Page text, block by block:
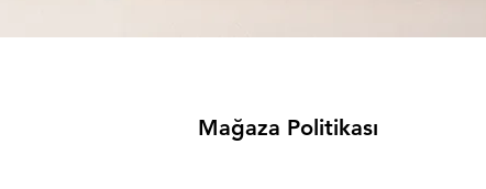
Mağaza Politikası